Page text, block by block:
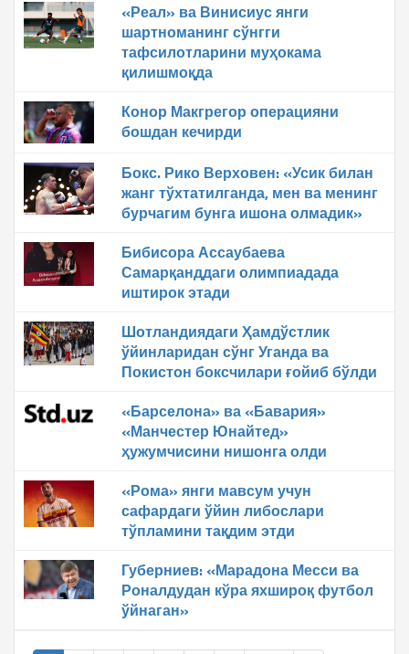
«Реал» ва Винисиус янги
шартноманинг сўнгги
тафсилотларини муҳокама
қилишмоқда
Конор Макгрегор операцияни
бошдан кечирди
Бокс. Рико Верховен: «Усик билан
жанг тўхтатилганда, мен ва менинг
бурчагим бунга ишона олмадик»
Бибисора Ассаубаева
Самарқанддаги олимпиадада
иштирок этади
Шотландиядаги Ҳамдўстлик
ўйинларидан сўнг Уганда ва
Покистон боксчилари ғойиб бўлди
«Барселона» ва «Бавария»
«Манчестер Юнайтед»
ҳужумчисини нишонга олди
«Рома» янги мавсум учун
сафардаги ўйин либослари
тўпламини тақдим этди
Губерниев: «Марадона Месси ва
Роналдудан кўра яхшироқ футбол
ўйнаган»